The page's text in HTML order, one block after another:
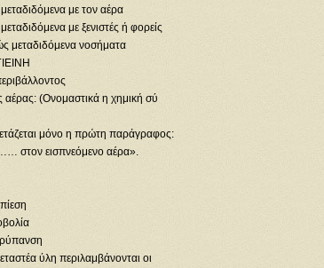
με τον αέρα
με ξενιστές ή φορείς
μεταδιδόμενα νοσήματα
αέρας: (Ονομαστικά η χημική σύ
μόνο η πρώτη παράγραφος:
στον εισπνεόμενο αέρα».
ύλη περιλαμβάνονται οι